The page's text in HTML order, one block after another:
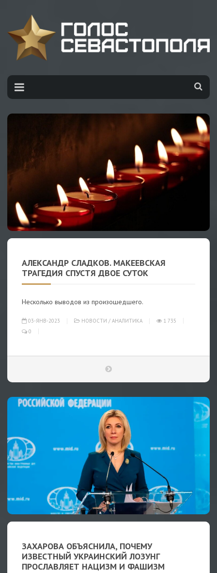
АЛЕКСАНДР СЛАДКОВ. МАКЕЕВСКАЯ
ТРАГЕДИЯ СПУСТЯ ДВОЕ СУТОК
Несколько выводов из произошедшего.
03-ЯНВ-2023 НОВОСТИ / АНАЛИТИКА
1 735
0
ЗАХАРОВА ОБЪЯСНИЛА, ПОЧЕМУ
ИЗВЕСТНЫЙ УКРАИНСКИЙ ЛОЗУНГ
ПРОСЛАВЛЯЕТ НАЦИЗМ И ФАШИЗМ